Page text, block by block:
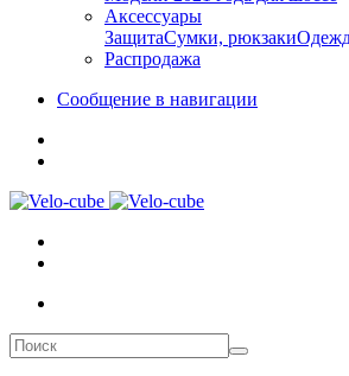
Аксессуары
ЗащитаСумки, рюкзаки
Распродажа
Сообщение в навигации